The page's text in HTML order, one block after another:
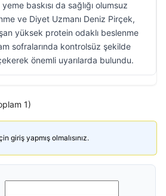
baskısı da sağlığı olumsuz
ve Diyet Uzmanı Deniz Pirçek,
yüksek protein odaklı beslenme
sofralarında kontrolsüz şekilde
önemli uyarılarda bulundu.
1)
giriş yapmış olmalısınız.